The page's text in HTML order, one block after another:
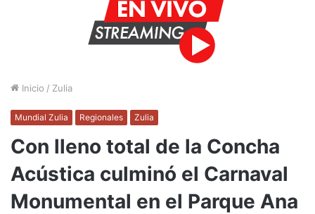
Inicio / Zulia
Mundial Zulia Regionales Zulia
Con lleno total de la Concha
Acústica culminó el Carnaval
Monumental en el Parque Ana